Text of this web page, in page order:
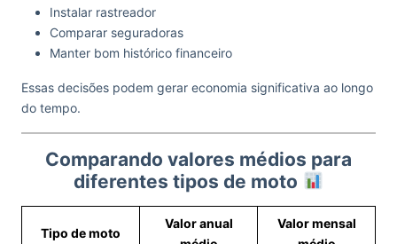
Instalar rastreador
Comparar seguradoras
Manter bom histórico financeiro
Essas decisões podem gerar economia significativa ao longo
do tempo.
Comparando valores médios para
diferentes tipos de moto
Tipo de moto
Valor anual
Valor mensal